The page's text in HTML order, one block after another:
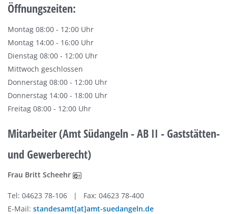
Öffnungszeiten:
Montag 08:00 - 12:00 Uhr
Montag 14:00 - 16:00 Uhr
Dienstag 08:00 - 12:00 Uhr
Mittwoch geschlossen
Donnerstag 08:00 - 12:00 Uhr
Donnerstag 14:00 - 18:00 Uhr
Freitag 08:00 - 12:00 Uhr
Mitarbeiter (Amt Südangeln - AB II - Gaststätten-
und Gewerberecht)
Frau Britt Scheehr
Tel: 04623 78-106 | Fax: 04623 78-400
E-Mail: standesamt[at]amt-suedangeln.de